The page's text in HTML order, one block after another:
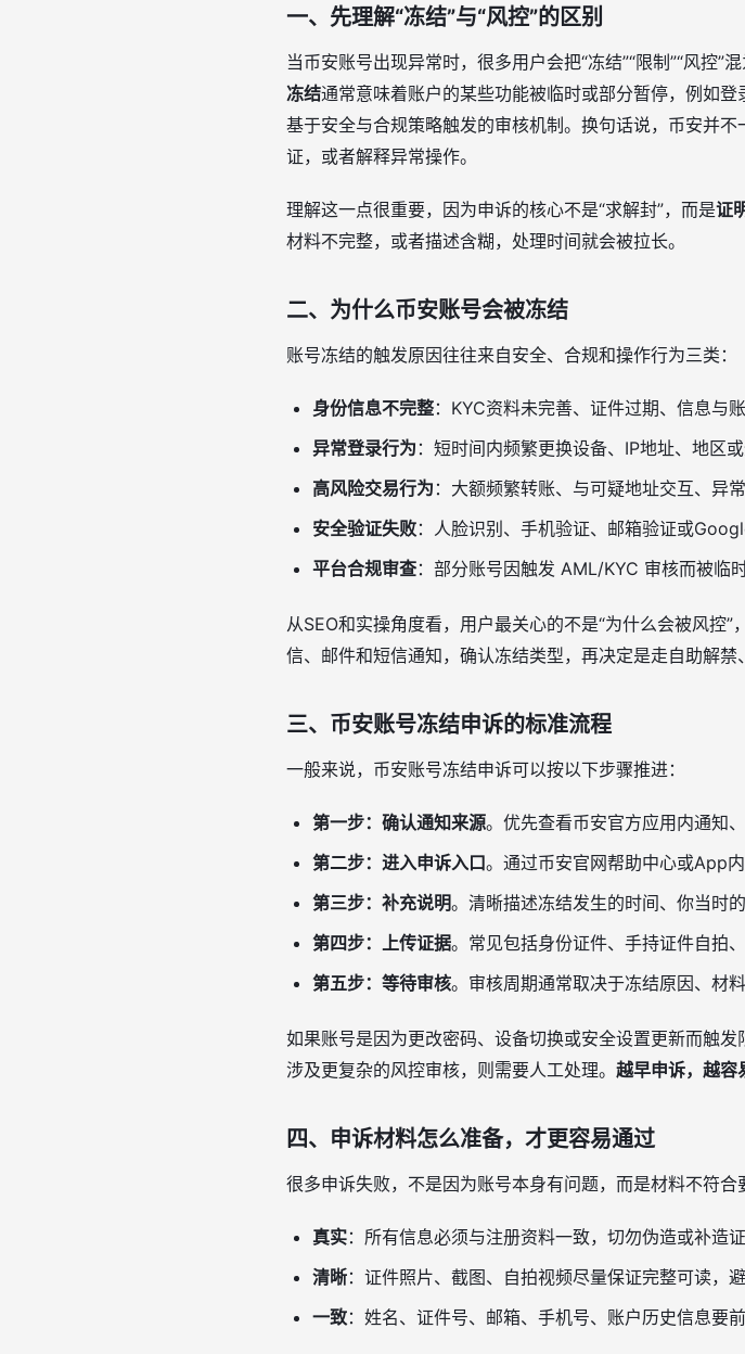
一、先理解“冻结”与“风控”的区别
当币安账号出现异常时，很多用户会把“冻结”“限制”“风控”
冻结通常意味着账户的某些功能被临时或部分暂停，例如登
基于安全与合规策略触发的审核机制。换句话说，币安并
证，或者解释异常操作。
理解这一点很重要，因为申诉的核心不是“求解封”，而是证
材料不完整，或者描述含糊，处理时间就会被拉长。
二、为什么币安账号会被冻结
账号冻结的触发原因往往来自安全、合规和操作行为三类：
身份信息不完整：KYC资料未完善、证件过期、信息与账
异常登录行为 ：短时间内频繁更换设备、IP地址、地区或
高风险交易行为 ：大额频繁转账、与可疑地址交互、异常
安全验证失败：人脸识别、手机验证、邮箱验证或
平台合规审查：部分账号因触发 AML/KYC 审核而被临
从SEO和实操角度看，用户最关心的不是“为什么会被风控
信、邮件和短信通知，确认冻结类型，再决定是走自助解禁
三、币安账号冻结申诉的标准流程
一般来说，币安账号冻结申诉可以按以下步骤推进：
第一步：确认通知来源。优先查看币安官方应用内通知
第二步：进入申诉入口。通过币安官网帮助中心或App
第三步：补充说明。清晰描述冻结发生的时间、你当时
第四步：上传证据。常见包括身份证件、手持证件自拍
第五步：等待审核。审核周期通常取决于冻结原因、材
如果账号是因为更改密码、设备切换或安全设置更新而触
涉及更复杂的风控审核，则需要人工处理。 越早申诉，越容
四、申诉材料怎么准备，才更容易通过
很多申诉失败，不是因为账号本身有问题，而是材料不符合
真实：所有信息必须与注册资料一致，切勿伪造或补造证
清晰：证件照片、截图、自拍视频尽量保证完整可读，
一致：姓名、证件号、邮箱、手机号、账户历史信息要前